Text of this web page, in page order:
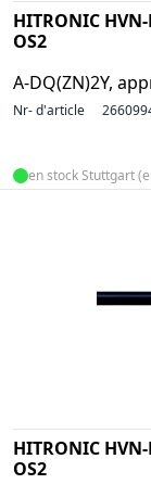
HITRONIC
OS2
A-DQ(ZN)2Y,
Nr- d'article
en stock Stuttgart
HITRONIC
OS2